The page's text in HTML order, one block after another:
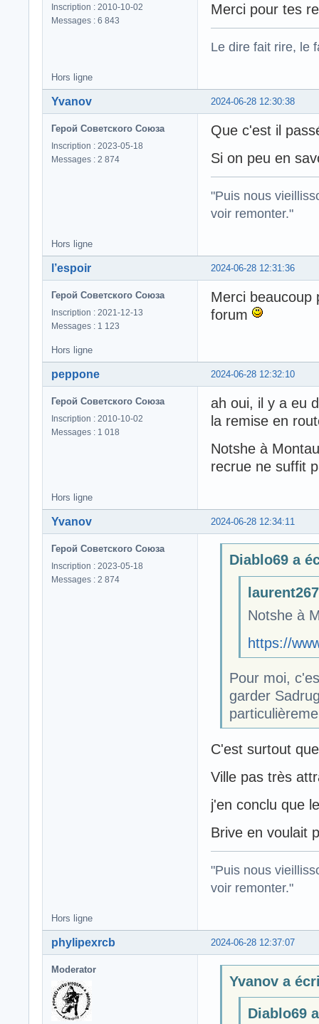
Inscription : 2010-10-02
Messages : 6 843
Merci pour tes
Le dire fait rire, le
Hors ligne
2024-06-28 12:30:38
Yvanov
Герой Советского Союза
Inscription : 2023-05-18
Messages : 2 874
Que c'est il
Si on peu en
"Puis nous
voir remonter."
Hors ligne
2024-06-28 12:31:36
l’espoir
Герой Советского Союза
Inscription : 2021-12-13
Messages : 1 123
Merci beaucoup
forum
Hors ligne
2024-06-28 12:32:10
peppone
Герой Советского Союза
Inscription : 2010-10-02
Messages : 1 018
ah oui, il y a eu
la remise en
Notshe à
recrue ne suffit
Hors ligne
2024-06-28 12:34:11
Yvanov
Герой Советского Союза
Inscription : 2023-05-18
Messages : 2 874
Diablo69 a
Notshe à
https://
Pour moi,
garder
C'est surtout
Ville pas très
j'en conclu que
Brive en voulait
"Puis nous
voir remonter."
Hors ligne
2024-06-28 12:37:07
phylipexrcb
Moderator
Yvanov a
Diablo69